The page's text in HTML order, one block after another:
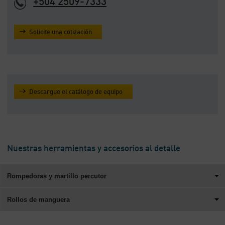
+504 2509-7333
Solicite una cotización
Descargue el catálogo de equipo
Nuestras herramientas y accesorios al detalle
Rompedoras y martillo percutor
Rollos de manguera